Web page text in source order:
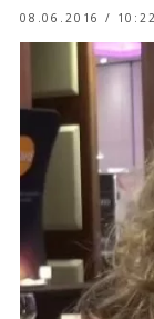
08.06.2016 / 10:22